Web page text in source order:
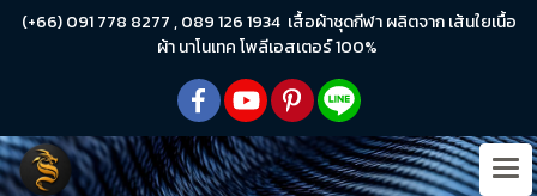
(+66) 091 778 8277 , 089 126 1934 เสื้อผ้าชุดกีฬา ผลิตจาก เส้นใยเนื้อ
ผ้า นาโนเทค โพลีเอสเตอร์ 100%